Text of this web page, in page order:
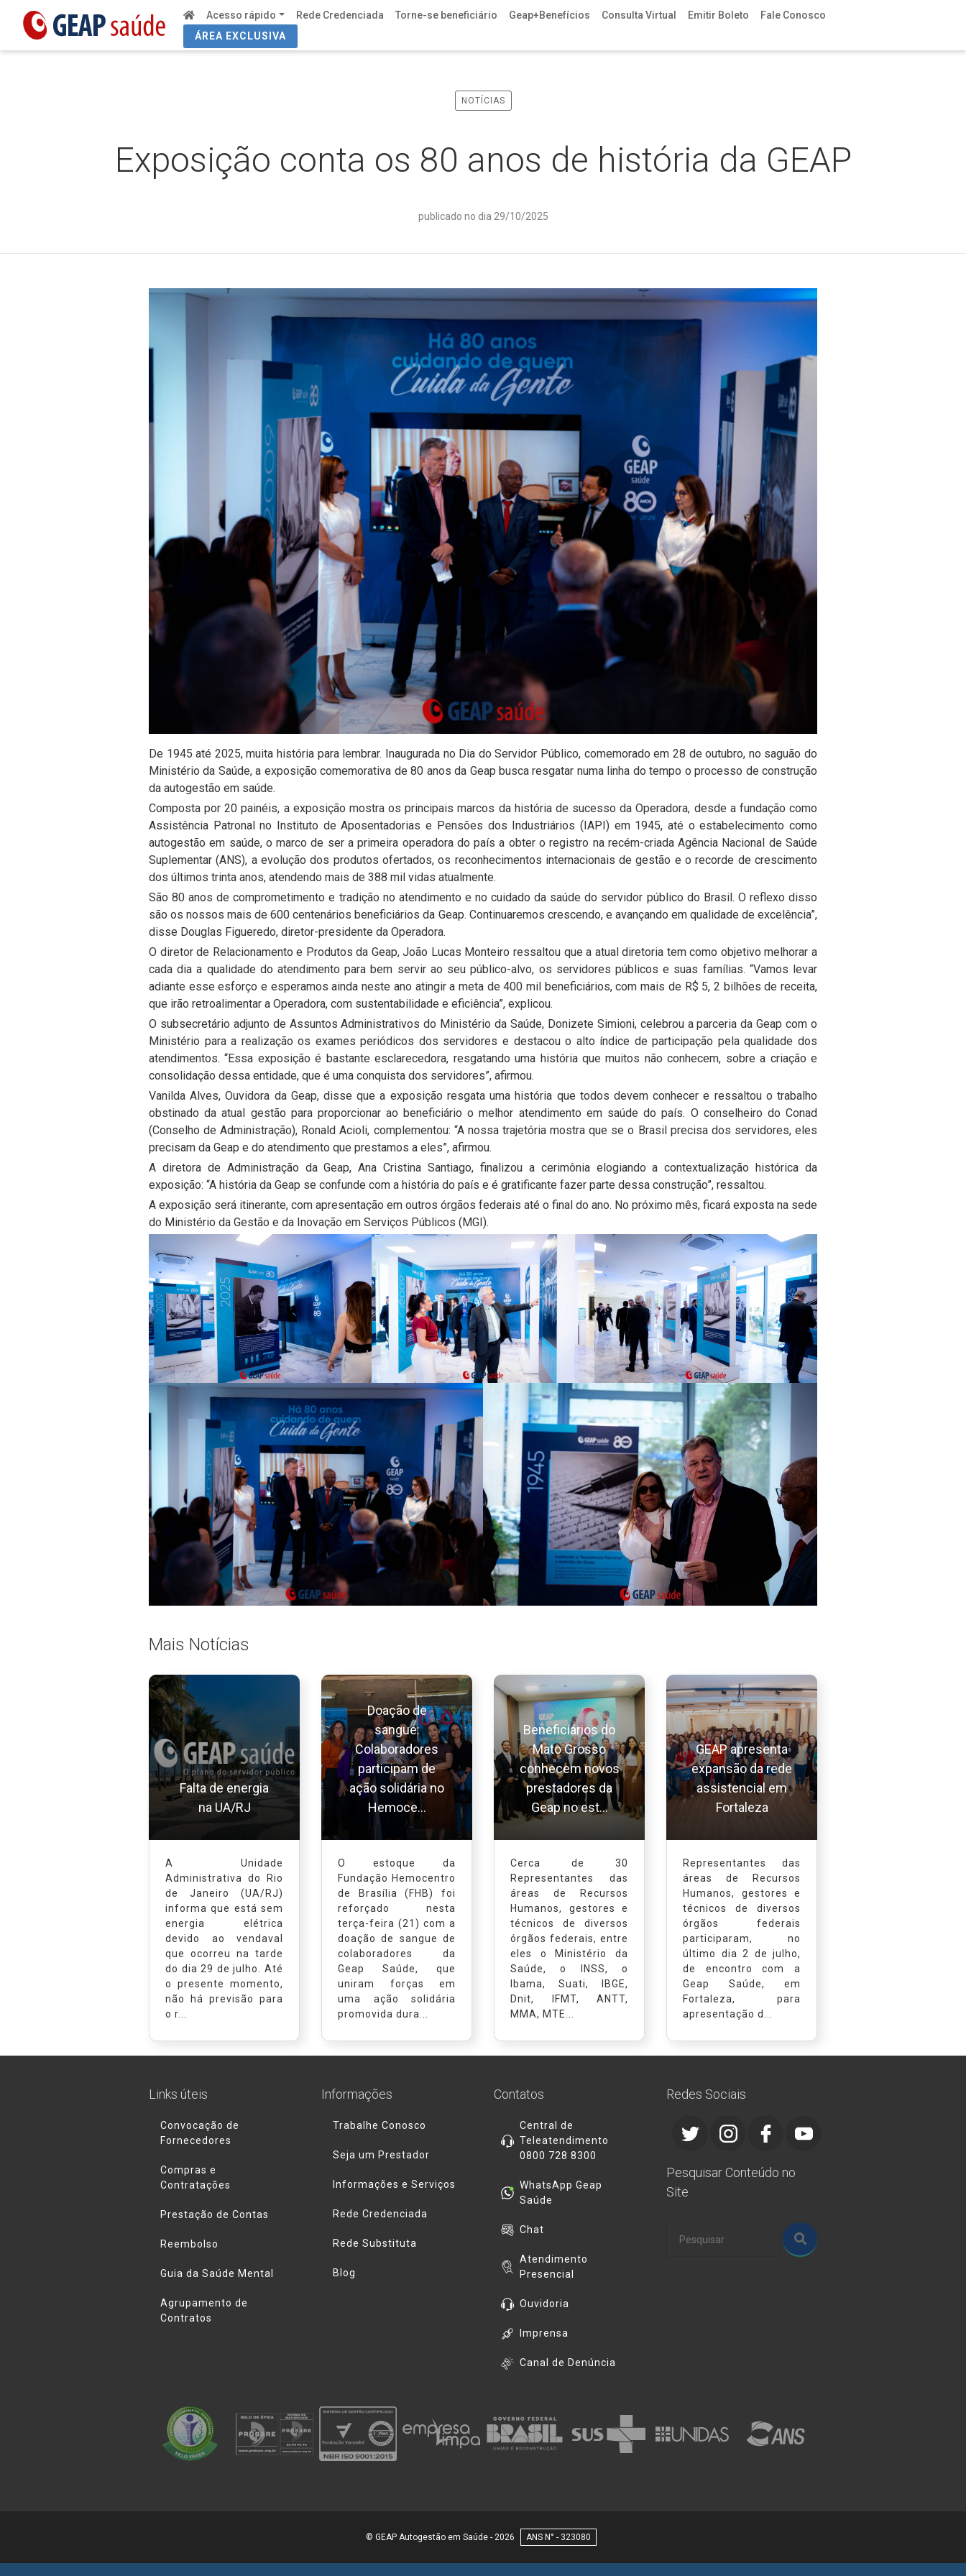
Acesso rápido Rede Credenciada Torne-se beneficiário Geap+Benefícios Consulta Virtual Emitir Boleto
Fale Conosco
ÁREA EXCLUSIVA
NOTÍCIAS
Exposição conta os 80 anos de história da GEAP
publicado no dia 29/10/2025
De 1945 até 2025, muita história para lembrar. Inaugurada no Dia do Servidor Público, comemorado em 28 de outubro, no saguão do
Ministério da Saúde, a exposição comemorativa de 80 anos da Geap busca resgatar numa linha do tempo o processo de construção
da autogestão em saúde.
Composta por 20 painéis, a exposição mostra os principais marcos da história de sucesso da Operadora, desde a fundação como
Assistência Patronal no Instituto de Aposentadorias e Pensões dos Industriários (IAPI) em 1945, até o estabelecimento como
autogestão em saúde, o marco de ser a primeira operadora do país a obter o registro na recém-criada Agência Nacional de Saúde
Suplementar (ANS), a evolução dos produtos ofertados, os reconhecimentos internacionais de gestão e o recorde de crescimento
dos últimos trinta anos, atendendo mais de 388 mil vidas atualmente.
São 80 anos de comprometimento e tradição no atendimento e no cuidado da saúde do servidor público do Brasil. O reflexo disso
são os nossos mais de 600 centenários beneficiários da Geap. Continuaremos crescendo, e avançando em qualidade de excelência”,
disse Douglas Figueredo, diretor-presidente da Operadora.
O diretor de Relacionamento e Produtos da Geap, João Lucas Monteiro ressaltou que a atual diretoria tem como objetivo melhorar a
cada dia a qualidade do atendimento para bem servir ao seu público-alvo, os servidores públicos e suas famílias. “Vamos levar
adiante esse esforço e esperamos ainda neste ano atingir a meta de 400 mil beneficiários, com mais de R$ 5, 2 bilhões de receita,
que irão retroalimentar a Operadora, com sustentabilidade e eficiência”, explicou.
O subsecretário adjunto de Assuntos Administrativos do Ministério da Saúde, Donizete Simioni, celebrou a parceria da Geap com o
Ministério para a realização os exames periódicos dos servidores e destacou o alto índice de participação pela qualidade dos
atendimentos. “Essa exposição é bastante esclarecedora, resgatando uma história que muitos não conhecem, sobre a criação e
consolidação dessa entidade, que é uma conquista dos servidores”, afirmou.
Vanilda Alves, Ouvidora da Geap, disse que a exposição resgata uma história que todos devem conhecer e ressaltou o trabalho
obstinado da atual gestão para proporcionar ao beneficiário o melhor atendimento em saúde do país. O conselheiro do Conad
(Conselho de Administração), Ronald Acioli, complementou: “A nossa trajetória mostra que se o Brasil precisa dos servidores, eles
precisam da Geap e do atendimento que prestamos a eles”, afirmou.
A diretora de Administração da Geap, Ana Cristina Santiago, finalizou a cerimônia elogiando a contextualização histórica da
exposição: “A história da Geap se confunde com a história do país e é gratificante fazer parte dessa construção”, ressaltou.
A exposição será itinerante, com apresentação em outros órgãos federais até o final do ano. No próximo mês, ficará exposta na sede
do Ministério da Gestão e da Inovação em Serviços Públicos (MGI).
Mais Notícias
Falta de energia
na UA/RJ
A Unidade
Administrativa do Rio
de Janeiro (UA/RJ)
informa que está sem
energia elétrica
devido ao vendaval
que ocorreu na tarde
do dia 29 de julho. Até
o presente momento,
não há previsão para
o r...
Doação de
sangue:
Colaboradores
participam de
ação solidária no
Hemoce...
O estoque da
Fundação Hemocentro
de Brasília (FHB) foi
reforçado nesta
terça-feira (21) com a
doação de sangue de
colaboradores da
Geap Saúde, que
uniram forças em
uma ação solidária
promovida dura...
Beneficiários do
Mato Grosso
conhecem novos
prestadores da
Geap no est...
Cerca de 30
Representantes das
áreas de Recursos
Humanos, gestores e
técnicos de diversos
órgãos federais, entre
eles o Ministério da
Saúde, o INSS, o
Ibama, Suati, IBGE,
Dnit, IFMT, ANTT,
MMA, MTE...
GEAP apresenta
expansão da rede
assistencial em
Fortaleza
Representantes das
áreas de Recursos
Humanos, gestores e
técnicos de diversos
órgãos federais
participaram, no
último dia 2 de julho,
de encontro com a
Geap Saúde, em
Fortaleza, para
apresentação d...
Links úteis
Convocação de
Fornecedores
Compras e
Contratações
Prestação de Contas
Reembolso
Guia da Saúde Mental
Agrupamento de
Contratos
Informações
Trabalhe Conosco
Seja um Prestador
Informações e Serviços
Rede Credenciada
Rede Substituta
Blog
Contatos
Central de
Teleatendimento
0800 728 8300
WhatsApp Geap
Saúde
Chat
Atendimento
Presencial
Ouvidoria
Imprensa
Canal de Denúncia
Redes Sociais
Pesquisar Conteúdo no
Site
© GEAP Autogestão em Saúde - 2026 323080